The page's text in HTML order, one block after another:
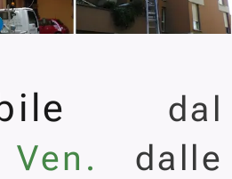
dal
Ven.
dalle